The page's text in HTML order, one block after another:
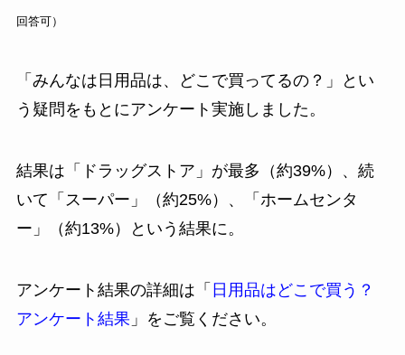
回答可）
「みんなは日用品は、どこで買ってるの？」とい
う疑問をもとにアンケート実施しました。
結果は「ドラッグストア」が最多（約39%）、続
いて「スーパー」（約25%）、「ホームセンタ
ー」（約13%）という結果に。
アンケート結果の詳細は「 日用品はどこで買う？
アンケート結果 」をご覧ください。